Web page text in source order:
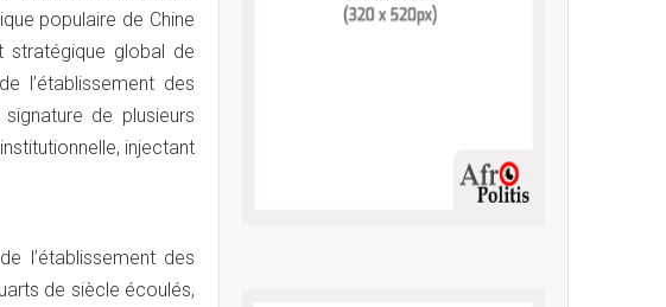
populaire de Chine
stratégique global de
l’établissement des
de plusieurs
injectant
l’établissement des
de siècle écoulés,